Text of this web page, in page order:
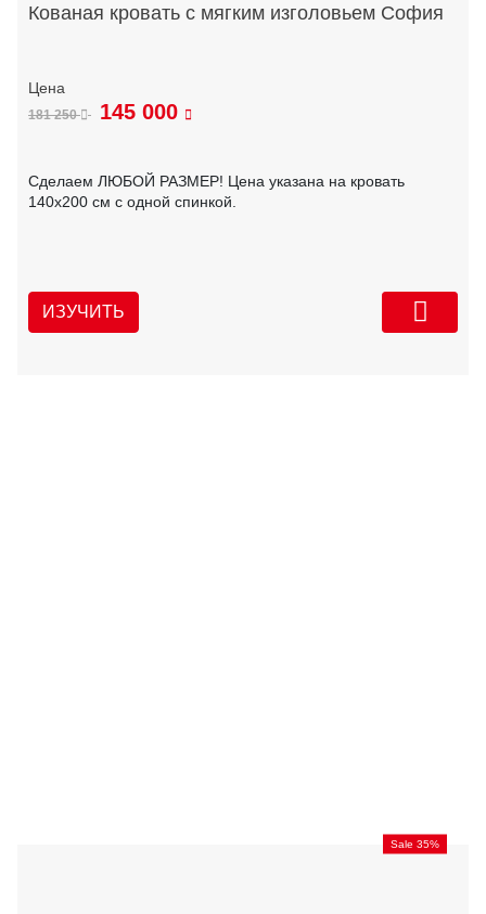
Кованая кровать с мягким изголовьем София
181 250 145 000
Сделаем ЛЮБОЙ РАЗМЕР! Цена указана на кровать
140х200 см с одной спинкой.
ИЗУЧИТЬ
Sale 35%